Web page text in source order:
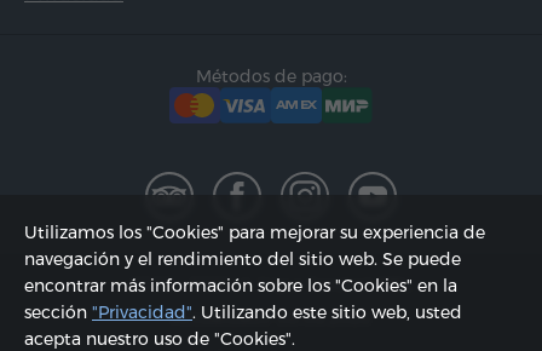
Métodos de pago:
2002 - 2026, © "Hyur Service" SRL;
Actualizado 08.08.2026
Utilizamos los "Cookies" para mejorar su experiencia de
navegación y el rendimiento del sitio web. Se puede
encontrar más información sobre los "Cookies" en la
sección "Privacidad". Utilizando este sitio web, usted
acepta nuestro uso de "Cookies".